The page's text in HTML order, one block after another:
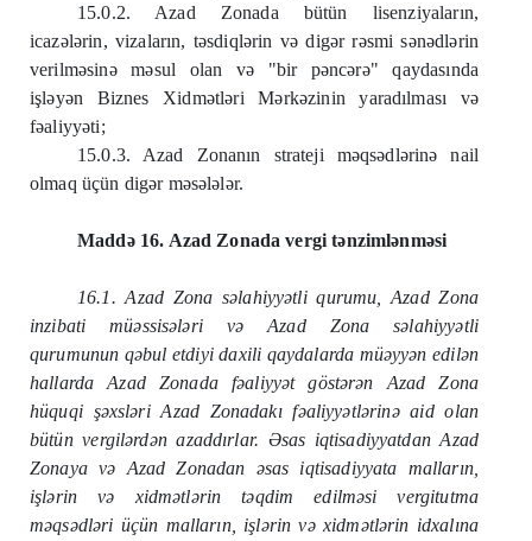
15.0.2. Azad Zonada bütün lisenziyaların,
icazələrin, vizaların, təsdiqlərin və digər rəsmi sənədlərin
verilməsinə məsul olan və "bir pəncərə" qaydasında
işləyən Biznes Xidmətləri Mərkəzinin yaradılması və
fəaliyyəti;
15.0.3. Azad Zonanın strateji məqsədlərinə nail
olmaq üçün digər məsələlər.
Maddə 16. Azad Zonada vergi tənzimlənməsi
16.1. Azad Zona səlahiyyətli qurumu, Azad Zona
inzibati müəssisələri və Azad Zona səlahiyyətli
qurumunun qəbul etdiyi daxili qaydalarda müəyyən edilən
hallarda Azad Zonada fəaliyyət göstərən Azad Zona
hüquqi şəxsləri Azad Zonadakı fəaliyyətlərinə aid olan
bütün vergilərdən azaddırlar. Əsas iqtisadiyyatdan Azad
Zonaya və Azad Zonadan əsas iqtisadiyyata malların,
işlərin və xidmətlərin təqdim edilməsi vergitutma
məqsədləri üçün malların, işlərin və xidmətlərin idxalına